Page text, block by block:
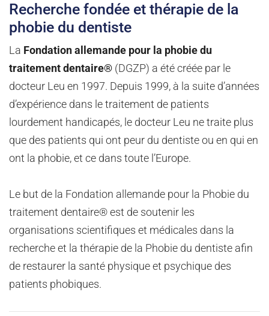
Recherche fondée et thérapie de la
phobie du dentiste
La Fondation allemande pour la phobie du
traitement dentaire® (DGZP) a été créée par le
docteur Leu en 1997. Depuis 1999, à la suite d’années
d’expérience dans le traitement de patients
lourdement handicapés, le docteur Leu ne traite plus
que des patients qui ont peur du dentiste ou en qui en
ont la phobie, et ce dans toute l’Europe.
Le but de la Fondation allemande pour la Phobie du
traitement dentaire® est de soutenir les
organisations scientifiques et médicales dans la
recherche et la thérapie de la Phobie du dentiste afin
de restaurer la santé physique et psychique des
patients phobiques.